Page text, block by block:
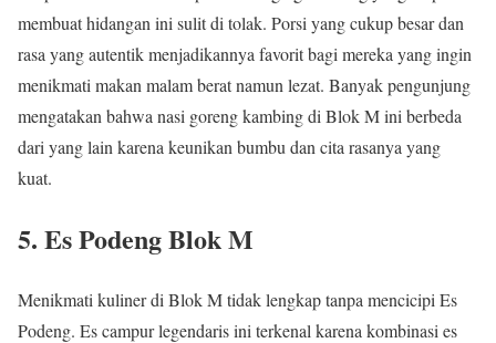
membuat hidangan ini sulit di tolak. Porsi yang cukup besar dan
rasa yang autentik menjadikannya favorit bagi mereka yang ingin
menikmati makan malam berat namun lezat. Banyak pengunjung
mengatakan bahwa nasi goreng kambing di Blok M ini berbeda
dari yang lain karena keunikan bumbu dan cita rasanya yang
kuat.
5. Es Podeng Blok M
Menikmati kuliner di Blok M tidak lengkap tanpa mencicipi Es
Podeng. Es campur legendaris ini terkenal karena kombinasi es